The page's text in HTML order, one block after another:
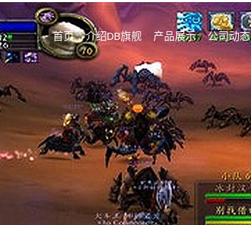
首页 介绍DB旗舰 产品展示 公司动态